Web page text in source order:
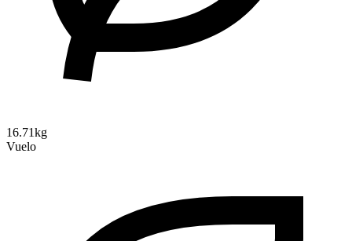
16.71kg
Vuelo